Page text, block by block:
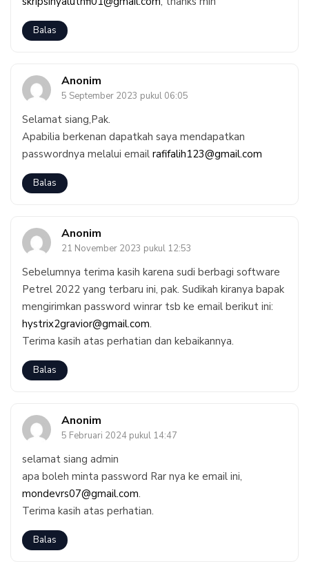
Balas
Anonim
5 September 2023 pukul 06:05
Selamat siang,Pak.
Apabilia berkenan dapatkah saya mendapatkan
passwordnya melalui email rafifalih123@gmail.com
Balas
Anonim
21 November 2023 pukul 12:53
Sebelumnya terima kasih karena sudi berbagi software
Petrel 2022 yang terbaru ini, pak. Sudikah kiranya bapak
mengirimkan password winrar tsb ke email berikut ini:
hystrix2gravior@gmail.com.
Terima kasih atas perhatian dan kebaikannya.
Balas
Anonim
5 Februari 2024 pukul 14:47
selamat siang admin
apa boleh minta password Rar nya ke email ini,
mondevrs07@gmail.com.
Terima kasih atas perhatian.
Balas